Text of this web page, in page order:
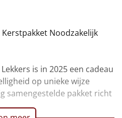
Noodzakelijk
is in 2025 een cadeau
op unieke wijze
samengestelde pakket richt
zijn in huis, op reis of
Zo ontstaat een
lekkernijen alleen: het biedt